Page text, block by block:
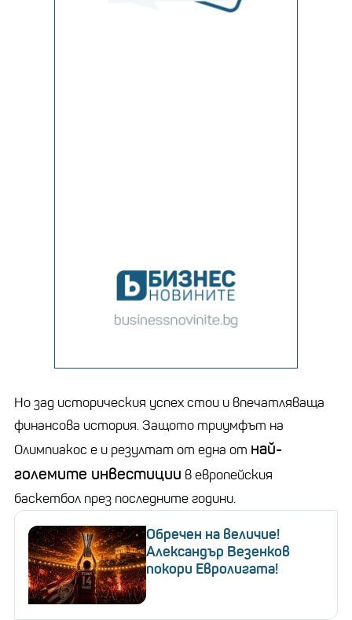
Но зад историческия успех стои и впечатляваща
финансова история. Защото триумфът на
Олимпиакос е и резултат от една от най-
големите инвестиции в европейския
баскетбол през последните години.
Обречен на величие!
Александър Везенков
покори Евролигата!